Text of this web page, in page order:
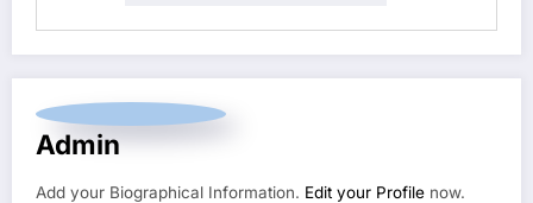
Admin
Add your Biographical Information. Edit your Profile now.